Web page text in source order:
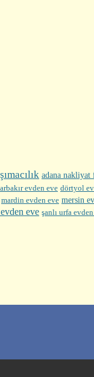
adana nakliyat
evden eve dörtyol
mardin evden eve mersin
eve şanlı urfa